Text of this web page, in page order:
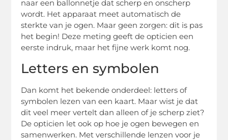
naar een ballonnetje dat scherp en onscherp
wordt. Het apparaat meet automatisch de
sterkte van je ogen. Maar geen zorgen: dit is pas
het begin! Deze meting geeft de opticien een
eerste indruk, maar het fijne werk komt nog.
Letters en symbolen
Dan komt het bekende onderdeel: letters of
symbolen lezen van een kaart. Maar wist je dat
dit veel meer vertelt dan alleen of je scherp ziet?
De opticien let ook op hoe je ogen bewegen en
samenwerken. Met verschillende lenzen voor je